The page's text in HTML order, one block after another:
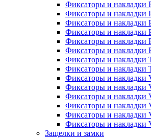
Фиксаторы и накладки
Фиксаторы и накладки
Фиксаторы и накладки
Фиксаторы и накладки
Фиксаторы и накладки
Фиксаторы и накладки
Фиксаторы и накладки
Фиксаторы и накладки
Фиксаторы и накладки
Фиксаторы и накладки
Фиксаторы и накладки
Фиксаторы и накладки
Фиксаторы и накладки
Фиксаторы и накладки
Защелки и замки